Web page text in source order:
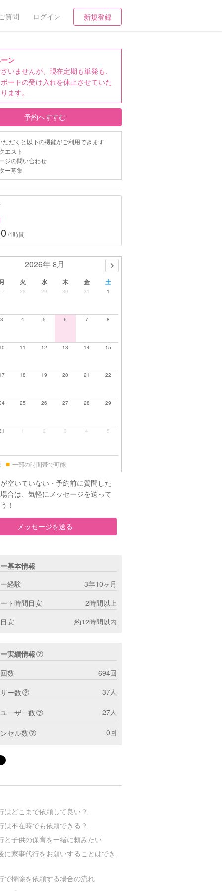
質問 ログイン 新規登録
ン
いませんが、現在定期も単発も、
ートの受け入れを休止させていた
ます。
予約へすすむ
ただくと以下の機能がご利用できます
エスト
ジの問い合わせ
ー募集
/1時間
2026年 8月
火 水 木 金 土
28 29 30 31 1
3 4 5 6 7 8
11 12 13 14 15
18 19 20 21 22
25 26 27 28 29
1 2 3 4 5
■ 一部の時間帯で可能
空いていない・予約前に質問した
合は、気軽にメッセージを送って
！
メッセージを送る
基本情報
経験
3年10ヶ月
ト時間目安
2時間以上
安
約12時間以内
実績情報
数
694回
ー数
37人
ーザー数 27人
セル数 0回
はどこまで依頼して良い？
は不在時でも依頼できる？
と子供の保育を一緒に頼みたい
に家事代行をお願いすることはでき
で掃除を依頼する場合の流れ